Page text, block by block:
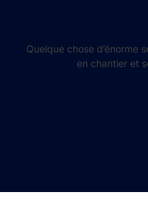
Quelque chose d’énorme
en chantier et